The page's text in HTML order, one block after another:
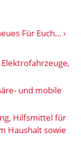
Für Euch…
und mobile
Hilfsmittel für
Haushalt sowie